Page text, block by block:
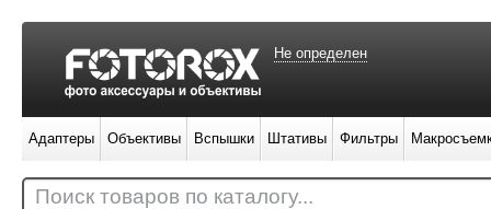
Не определен
Адаптеры Объективы Вспышки Штативы Фильтры
Поиск товаров по каталогу...